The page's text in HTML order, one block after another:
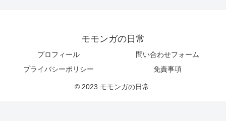
モモンガの日常
プロフィール
問い合わせフォーム
プライバシーポリシー
免責事項
© 2023 モモンガの日常.